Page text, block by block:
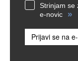
Strinjam se
e-novic
»
Prijavi se na